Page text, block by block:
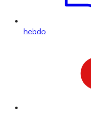
hebdo